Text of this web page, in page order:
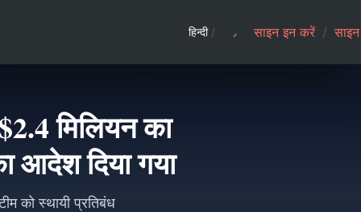
हिन्दी / साइन इन करें /
मिलियन का
आदेश दिया गया
को स्थायी प्रतिबंध